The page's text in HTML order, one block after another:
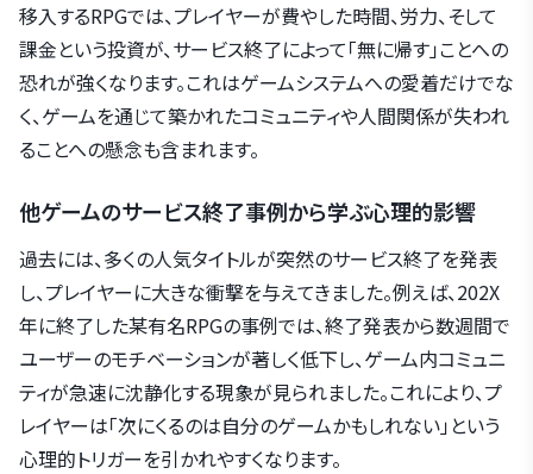
移入するRPGでは、プレイヤーが費やした時間、労力、そして
課金という投資が、サービス終了によって「無に帰す」ことへの
恐れが強くなります。これはゲームシステムへの愛着だけでな
く、ゲームを通じて築かれたコミュニティや人間関係が失われ
ることへの懸念も含まれます。
他ゲームのサービス終了事例から学ぶ心理的影響
過去には、多くの人気タイトルが突然のサービス終了を発表
し、プレイヤーに大きな衝撃を与えてきました。例えば、202X
年に終了した某有名RPGの事例では、終了発表から数週間で
ユーザーのモチベーションが著しく低下し、ゲーム内コミュニ
ティが急速に沈静化する現象が見られました。これにより、プ
レイヤーは「次にくるのは自分のゲームかもしれない」という
心理的トリガーを引かれやすくなります。